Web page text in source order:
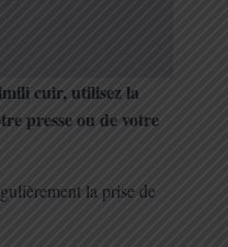
cuir, utilisez la
presse ou de votre
la prise de